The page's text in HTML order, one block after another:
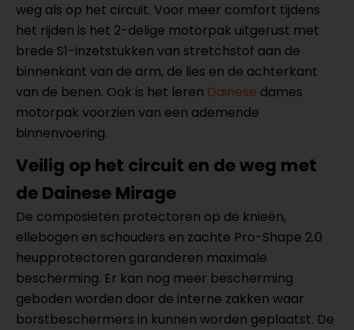
weg als op het circuit. Voor meer comfort tijdens
het rijden is het 2-delige motorpak uitgerust met
brede S1-inzetstukken van stretchstof aan de
binnenkant van de arm, de lies en de achterkant
van de benen. Ook is het leren Dainese dames
motorpak voorzien van een ademende
binnenvoering.
Veilig op het circuit en de weg met
de Dainese Mirage
De composieten protectoren op de knieën,
ellebogen en schouders en zachte Pro-Shape 2.0
heupprotectoren garanderen maximale
bescherming. Er kan nog meer bescherming
geboden worden door de interne zakken waar
borstbeschermers in kunnen worden geplaatst. De